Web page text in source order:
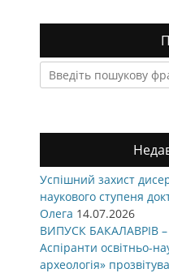
Search
for:
Успішний захист
наукового ступеня
Олега 14.07.2026
ВИПУСК БАКАЛАВРІВ –
Аспіранти освітньо-
археологія»